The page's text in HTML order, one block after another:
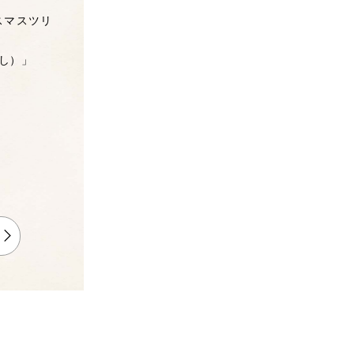
スツリ
）」